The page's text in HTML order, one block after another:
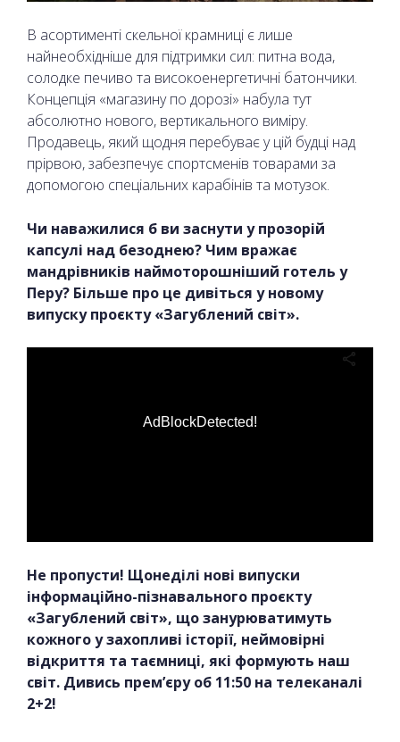
В асортименті скельної крамниці є лише
найнеобхідніше для підтримки сил: питна вода,
солодке печиво та високоенергетичні батончики.
Концепція «магазину по дорозі» набула тут
абсолютно нового, вертикального виміру.
Продавець, який щодня перебуває у цій будці над
прірвою, забезпечує спортсменів товарами за
допомогою спеціальних карабінів та мотузок.
Чи наважилися б ви заснути у прозорій
капсулі над безоднею? Чим вражає
мандрівників наймоторошніший готель у
Перу? Більше про це дивіться у новому
випуску проєкту «Загублений світ».
AdBlockDetected!
Не пропусти! Щонеділі нові випуски
інформаційно-пізнавального проєкту
«Загублений світ», що занурюватимуть
кожного у захопливі історії, неймовірні
відкриття та таємниці, які формують наш
світ. Дивись прем’єру об 11:50 на телеканалі
2+2!